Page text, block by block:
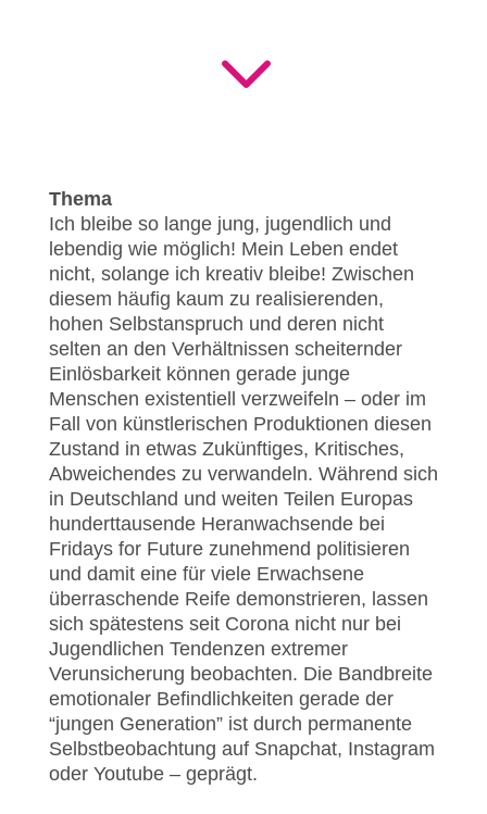
3
Thema
Ich bleibe so lange jung, jugendlich und
lebendig wie möglich! Mein Leben endet
nicht, solange ich kreativ bleibe! Zwischen
diesem häufig kaum zu realisierenden,
hohen Selbstanspruch und deren nicht
selten an den Verhältnissen scheiternder
Einlösbarkeit können gerade junge
Menschen existentiell verzweifeln – oder im
Fall von künstlerischen Produktionen diesen
Zustand in etwas Zukünftiges, Kritisches,
Abweichendes zu verwandeln. Während sich
in Deutschland und weiten Teilen Europas
hunderttausende Heranwachsende bei
Fridays for Future zunehmend politisieren
und damit eine für viele Erwachsene
überraschende Reife demonstrieren, lassen
sich spätestens seit Corona nicht nur bei
Jugendlichen Tendenzen extremer
Verunsicherung beobachten. Die Bandbreite
emotionaler Befindlichkeiten gerade der
“jungen Generation” ist durch permanente
Selbstbeobachtung auf Snapchat, Instagram
oder Youtube – geprägt.